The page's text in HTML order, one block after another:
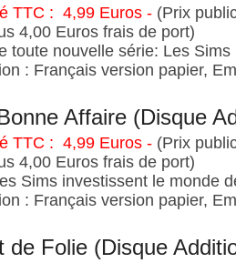
TTC : 4,99 Euros - (Prix
4,00 Euros frais de port)
toute nouvelle série: Les Sims
: Français version papier,
Affaire (Disque
TTC : 4,99 Euros - (Prix
4,00 Euros frais de port)
Sims investissent le monde
: Français version papier,
de Folie (Disque